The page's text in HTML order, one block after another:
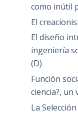
como inútil
El
El diseño
ingeniería
(D)
Función
ciencia?, un
La